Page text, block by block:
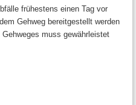
frühestens einen Tag vor
Gehweg bereitgestellt werden
muss gewährleistet